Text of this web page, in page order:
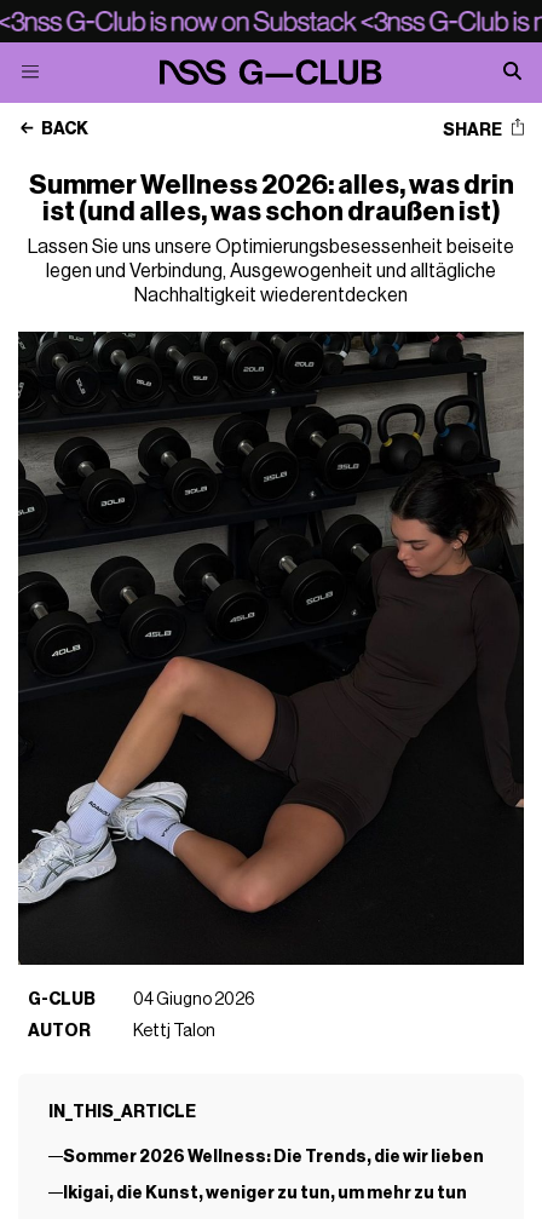
BACK SHARE
Summer Wellness 2026: alles, was drin
ist (und alles, was schon draußen ist)
Lassen Sie uns unsere Optimierungsbesessenheit beiseite
legen und Verbindung, Ausgewogenheit und alltägliche
Nachhaltigkeit wiederentdecken
G-CLUB
04 Giugno 2026
AUTOR
Kettj Talon
IN_THIS_ARTICLE
Sommer 2026 Wellness: Die Trends, die wir lieben
Ikigai, die Kunst, weniger zu tun, um mehr zu tun